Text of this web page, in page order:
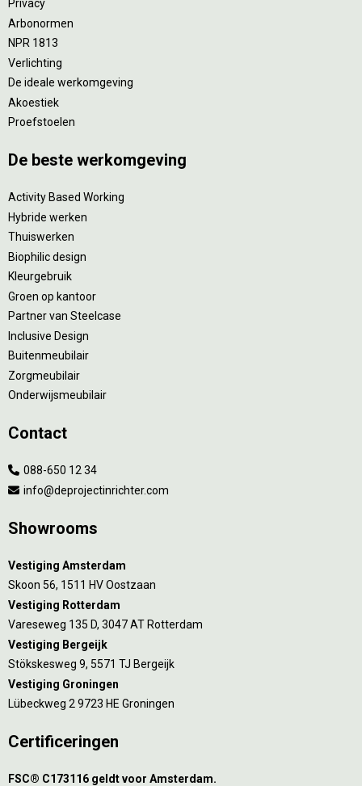
Privacy
Arbonormen
NPR 1813
Verlichting
De ideale werkomgeving
Akoestiek
Proefstoelen
De beste werkomgeving
Activity Based Working
Hybride werken
Thuiswerken
Biophilic design
Kleurgebruik
Groen op kantoor
Partner van Steelcase
Inclusive Design
Buitenmeubilair
Zorgmeubilair
Onderwijsmeubilair
Contact
088-650 12 34
info@deprojectinrichter.com
Showrooms
Vestiging Amsterdam
Skoon 56, 1511 HV Oostzaan
Vestiging Rotterdam
Vareseweg 135 D, 3047 AT Rotterdam
Vestiging Bergeijk
Stökskesweg 9, 5571 TJ Bergeijk
Vestiging Groningen
Lübeckweg 2 9723 HE Groningen
Certificeringen
FSC® C173116 geldt voor Amsterdam.